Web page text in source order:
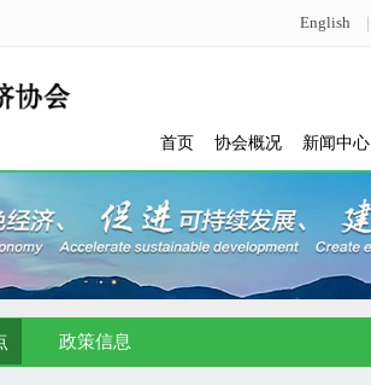
English |
首页 协会概况 新闻中心
政策信息